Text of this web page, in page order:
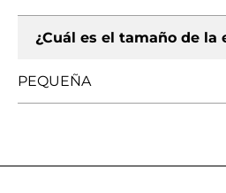
¿Cuál es el tamaño de la
PEQUEÑA